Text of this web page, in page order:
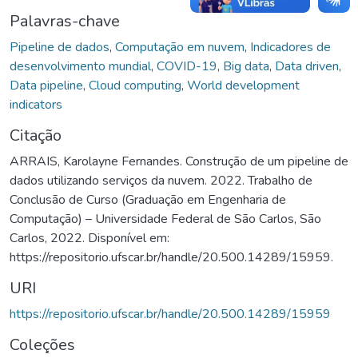
Palavras-chave
Pipeline de dados, Computação em nuvem, Indicadores de
desenvolvimento mundial, COVID-19, Big data, Data driven,
Data pipeline, Cloud computing, World development
indicators
Citação
ARRAIS, Karolayne Fernandes. Construção de um pipeline de
dados utilizando serviços da nuvem. 2022. Trabalho de
Conclusão de Curso (Graduação em Engenharia de
Computação) – Universidade Federal de São Carlos, São
Carlos, 2022. Disponível em:
https://repositorio.ufscar.br/handle/20.500.14289/15959.
URI
https://repositorio.ufscar.br/handle/20.500.14289/15959
Coleções